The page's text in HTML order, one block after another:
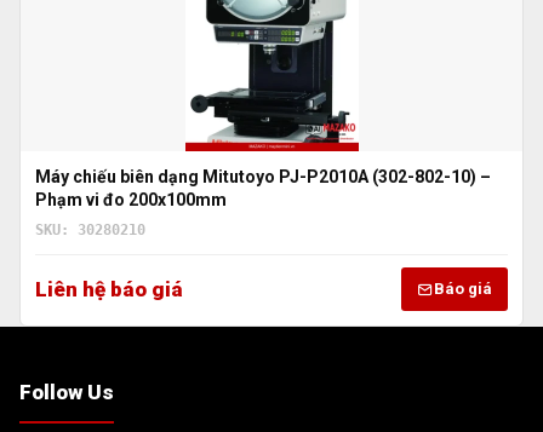
Máy chiếu biên dạng Mitutoyo PJ-P2010A (302-802-10) –
Phạm vi đo 200x100mm
SKU: 30280210
Liên hệ báo giá Báo giá
Follow Us